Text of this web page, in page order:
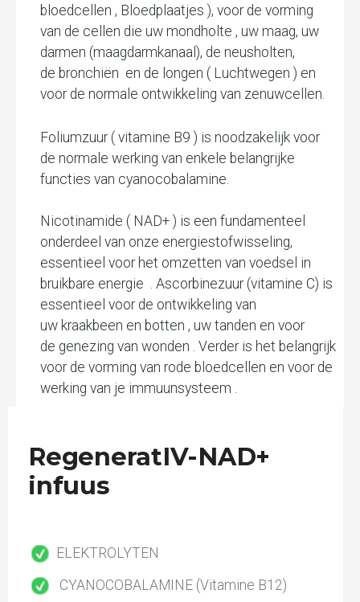
bloedcellen , Bloedplaatjes ), voor de vorming
van de cellen die uw mondholte , uw maag, uw
darmen (maagdarmkanaal), de neusholten,
de bronchiën en de longen ( Luchtwegen ) en
voor de normale ontwikkeling van zenuwcellen.
Foliumzuur ( vitamine B9 ) is noodzakelijk voor
de normale werking van enkele belangrijke
functies van cyanocobalamine.
Nicotinamide ( NAD+ ) is een fundamenteel
onderdeel van onze energiestofwisseling,
essentieel voor het omzetten van voedsel in
bruikbare energie . Ascorbinezuur (vitamine C) is
essentieel voor de ontwikkeling van
uw kraakbeen en botten , uw tanden en voor
de genezing van wonden . Verder is het belangrijk
voor de vorming van rode bloedcellen en voor de
werking van je immuunsysteem .
RegeneratIV-NAD+
infuus
ELEKTROLYTEN
CYANOCOBALAMINE (Vitamine B12)